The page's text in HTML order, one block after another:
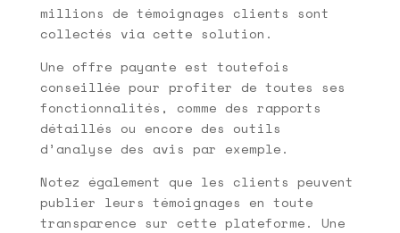
millions de témoignages clients sont
collectés via cette solution.
Une offre payante est toutefois
conseillée pour profiter de toutes ses
fonctionnalités, comme des rapports
détaillés ou encore des outils
d’analyse des avis par exemple.
Notez également que les clients peuvent
publier leurs témoignages en toute
transparence sur cette plateforme. Une